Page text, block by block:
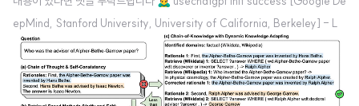
epMind, Stanford University, University of California, Berkeley] - L
M의 code-driven reasoning 능력을 향상시켜주는 간단하면서도 효과적인
extension, Chain of Code (CoC) 공개 - 실행 가능한 코드는 interpreter로
실행해보고, 그럴 수 없는 것은 LM을 활용하여 emulate하는 방식, LMulator